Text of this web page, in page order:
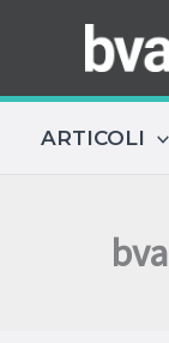
ARTICOLI
bva